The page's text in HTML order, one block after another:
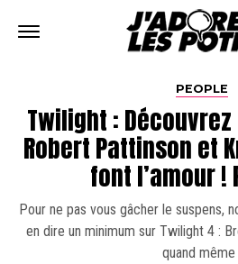
PEOPLE
Twilight :
Robert Pattinson et
font l’amour !
Pour ne pas vous gâcher le suspens,
en dire un minimum sur Twilight 4 :
quand même